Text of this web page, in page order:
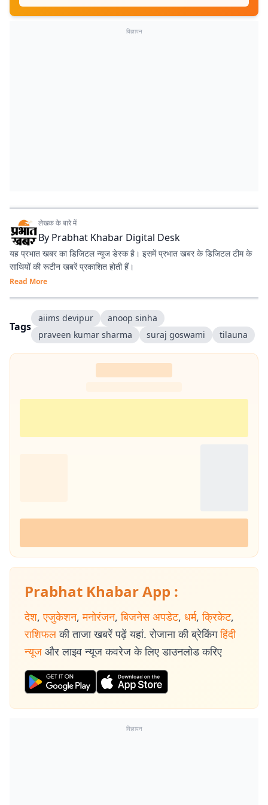
विज्ञापन
लेखक के बारे में
By Prabhat Khabar Digital Desk
यह प्रभात खबर का डिजिटल न्यूज डेस्क है। इसमें प्रभात खबर के डिजिटल टीम के
साथियों की रूटीन खबरें प्रकाशित होती हैं।
Read More
Tags
aiims devipur
anoop sinha
praveen kumar sharma
suraj goswami tilauna
Prabhat Khabar App :
देश, एजुकेशन, मनोरंजन, बिजनेस अपडेट, धर्म, क्रिकेट,
राशिफल की ताजा खबरें पढ़ें यहां. रोजाना की ब्रेकिंग हिंदी
न्यूज और लाइव न्यूज कवरेज के लिए डाउनलोड करिए
विज्ञापन